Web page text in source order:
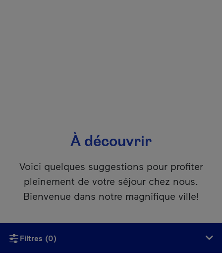
À découvrir
Voici quelques suggestions pour profiter
pleinement de votre séjour chez nous.
Bienvenue dans notre magnifique ville!
Filtres (0)